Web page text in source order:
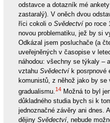
odstavce a dotazník mé
zastaralý). V oněch dvou
říci cokoli o Svědectvípo roce
novou problematiku, jež by si
Odkázal jsem posluchače (a
uveřejněných v časopise v
náhodou: všechny se týkaly –
vztahu Svědectvík posrpnové
komunistů, z něhož jako by
gradualismu.14Možná to byl
důkladného studia bych si k
jednoznačné závěry ani dnes.
dějiny Svědectví, nebude